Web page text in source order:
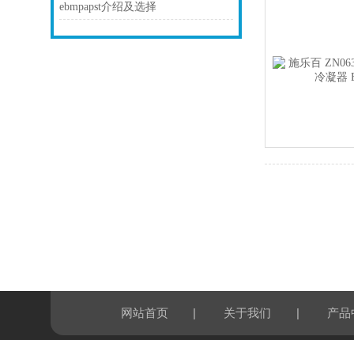
ebmpapst介绍及选择
网站首页 | 关于我们 | 产品